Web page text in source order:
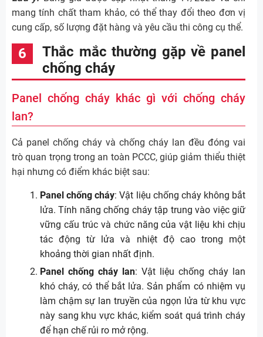
mang tính chất tham khảo, có thể thay đổi theo đơn vị
cung cấp, số lượng đặt hàng và yêu cầu thi công cụ thể.
Thắc mắc thường gặp về panel
chống cháy
Panel chống cháy khác gì với chống cháy
lan?
Cả panel chống cháy và chống cháy lan đều đóng vai
trò quan trọng trong an toàn PCCC, giúp giảm thiểu thiệt
hại nhưng có điểm khác biệt sau:
Panel chống cháy: Vật liệu chống cháy không bắt
lửa. Tính năng chống cháy tập trung vào việc giữ
vững cấu trúc và chức năng của vật liệu khi chịu
tác động từ lửa và nhiệt độ cao trong một
khoảng thời gian nhất định.
Panel chống cháy lan: Vật liệu chống cháy lan
khó cháy, có thể bắt lửa. Sản phẩm có nhiệm vụ
làm chậm sự lan truyền của ngọn lửa từ khu vực
này sang khu vực khác, kiểm soát quá trình cháy
để hạn chế rủi ro mở rộng.